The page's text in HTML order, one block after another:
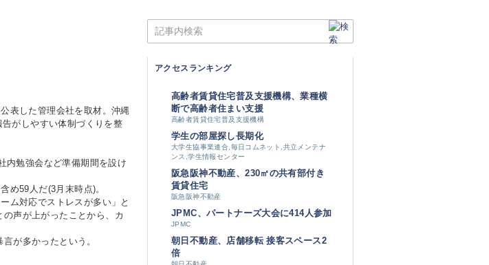
表した管理会社を取材。沖縄
がしやすい体制づくりを整
内勉強会など準備期間を設け
め59人だ(3月末時点)。
ム対応でストレスが多い」と
声が上がったことから、カ
が多かったという。
アクセスランキング
高齢者賃貸住宅普及支援機構、業種横
断で高齢者住まい支援
高齢者賃貸住宅普及支援機構
学生の部屋探し長期化
大学生協事業連合,毎日コムネット,共立メンテナ
ンス,学生情報センター
阪急阪神不動産、230㎡の共有部付き
賃貸住宅
阪急阪神不動産
JPMC、パートナーズ大会に414人参加
JPMC
朝日不動産、店舗移転 接客スペース2
倍